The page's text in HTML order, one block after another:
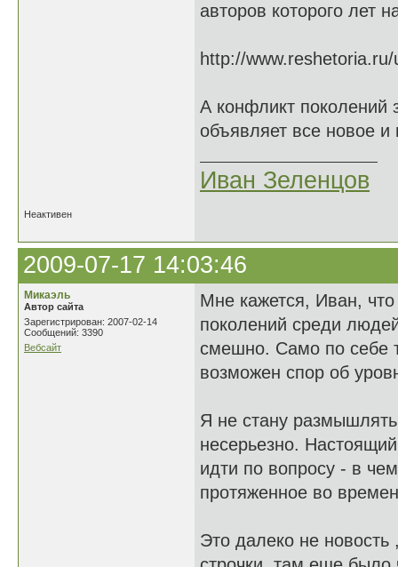
авторов которого лет
http://
А конфликт поколений
объявляет все новое и
Иван Зеленцов
Неактивен
2009-07-17 14:03:46
Микаэль
Автор сайта
Зарегистрирован: 2007-02-14
Сообщений: 3390
Вебсайт
Мне кажется, Иван,
поколений среди
смешно. Само по себе
возможен спор об
Я не стану
несерьезно.
идти по вопросу - в
протяженное во
Это далеко не